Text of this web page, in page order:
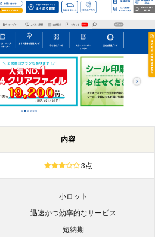
内容
3点
小ロット
迅速かつ効率的なサービス
短納期